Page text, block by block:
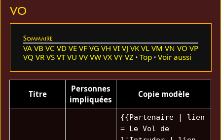
VO
Sommaire
VA VB VC VD VE VF VG VH VI VJ VK VL VM VN VO VP
VQ VR VS VT VU VV VW VX VY VZ Top Voir aussi
Titre
Personnes
impliquées
Copie modèle
{{Partenaire | lien
= Le Vol de